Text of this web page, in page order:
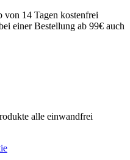
von 14 Tagen kostenfrei
einer Bestellung ab 99€ auch
alle einwandfrei